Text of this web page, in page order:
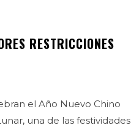
RESTRICCIONES
el Año Nuevo Chino
una de las festividades